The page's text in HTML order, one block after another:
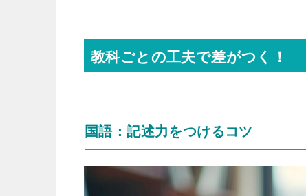
教科ごとの工夫で差がつく！
国語：記述力をつけるコツ